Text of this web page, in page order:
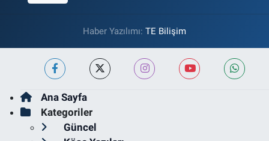
Haber Yazılımı: TE Bilişim
Ana Sayfa
Kategoriler
Güncel